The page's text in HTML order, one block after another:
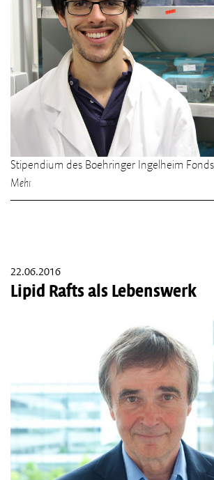
Stipendium des Boehringer Ingelheim
Mehr
22.06.2016
Lipid Rafts als Lebenswerk